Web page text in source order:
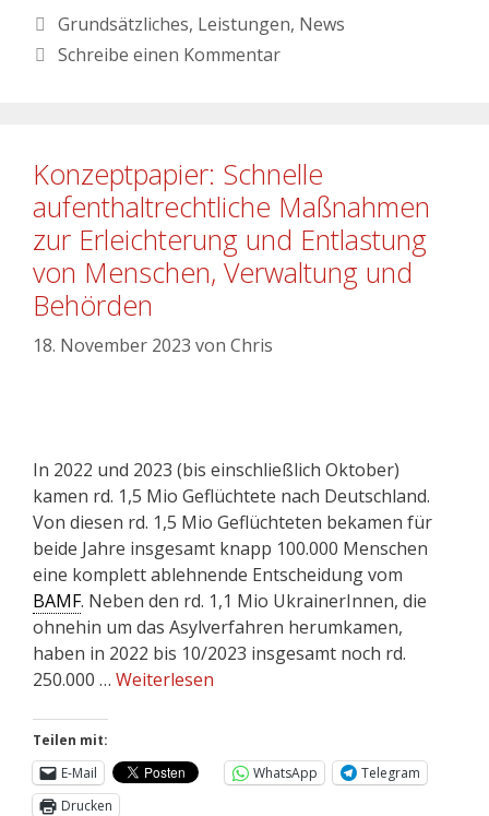
Grundsätzliches, Leistungen, News
Schreibe einen Kommentar
Konzeptpapier: Schnelle
aufenthaltrechtliche Maßnahmen
zur Erleichterung und Entlastung
von Menschen, Verwaltung und
Behörden
18. November 2023 von Chris
In 2022 und 2023 (bis einschließlich Oktober)
kamen rd. 1,5 Mio Geflüchtete nach Deutschland.
Von diesen rd. 1,5 Mio Geflüchteten bekamen für
beide Jahre insgesamt knapp 100.000 Menschen
eine komplett ablehnende Entscheidung vom
BAMF. Neben den rd. 1,1 Mio UkrainerInnen, die
ohnehin um das Asylverfahren herumkamen,
haben in 2022 bis 10/2023 insgesamt noch rd.
250.000 … Weiterlesen
Teilen mit:
E-Mail
WhatsApp
Telegram
Drucken